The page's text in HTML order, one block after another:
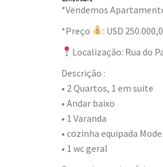
*Vendemos
*Preço
: USD
Localização: Rua do
Descrição :
• ⁠2 Quartos, 1 em suite
• ⁠Andar baixo
• ⁠1 Varanda
• ⁠cozinha equipada
• ⁠1 wc geral